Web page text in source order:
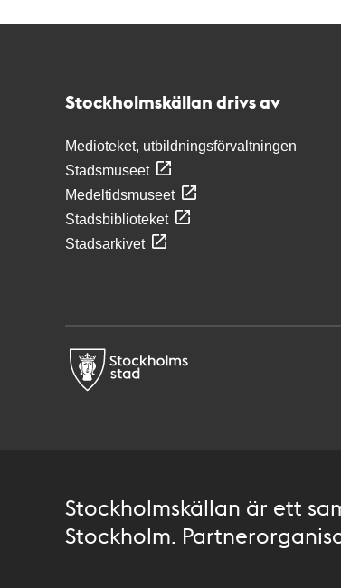
Stockholmskällan drivs av
Medioteket, utbildningsförvaltningen
Stadsmuseet
Medeltidsmuseet
Stadsbiblioteket
Stadsarkivet
Stockholmskällan är ett
Stockholm.